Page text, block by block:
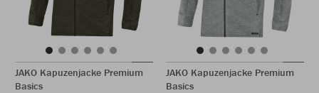
JAKO Kapuzenjacke Premium
Basics
JAKO Kapuzenjacke Premium
Basics